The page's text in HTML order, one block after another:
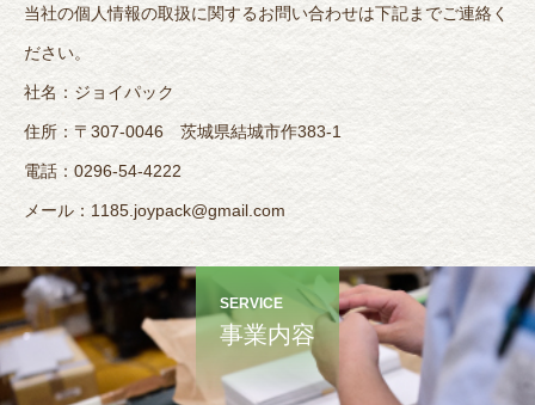
当社の個人情報の取扱に関するお問い合わせは下記までご連絡く
ださい。
社名：ジョイパック
住所：〒307-0046 茨城県結城市作383-1
電話：0296-54-4222
メール：1185.joypack@gmail.com
SERVICE
事業内容